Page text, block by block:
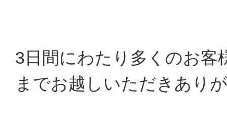
3日間にわたり多くのお客
までお越しいただきあり